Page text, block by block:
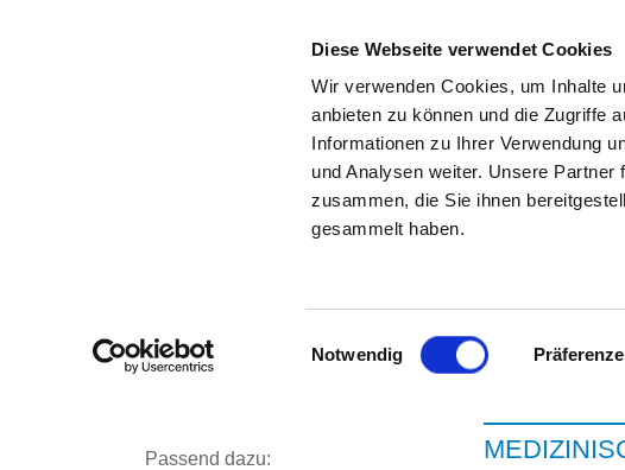
Diese Webseite verwendet Cookies
Wir verwenden Cookies, um Inhalte
anbieten zu können und die Zugriffe
Informationen zu Ihrer Verwendung
und Analysen weiter. Unsere
zusammen, die Sie ihnen
gesammelt haben.
Einwilligungsauswahl
Notwendig
Zur Krankenhaus-Startseite
Passend dazu: